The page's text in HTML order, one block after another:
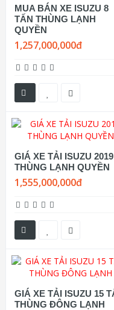
MUA BÁN XE ISUZU 8
TẤN THÙNG LẠNH
QUYỀN
1,257,000,000đ
GIÁ XE TẢI ISUZU 2019
THÙNG LẠNH QUYỀN
1,555,000,000đ
GIÁ XE TẢI ISUZU 15
THÙNG ĐÔNG LẠNH